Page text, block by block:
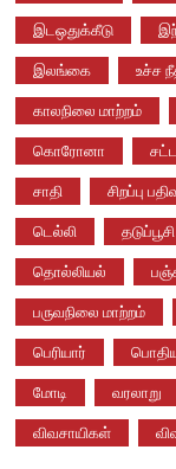
இடஒதுக்கீடு
இலங்கை உச்ச
காலநிலை மாற்றம்
கொரோனா
சாதி சிறப்பு
டெல்லி தடுப்பூசி
தொல்லியல்
பருவநிலை மாற்றம்
பெரியார்
மோடி வரலாறு
விவசாயிகள்